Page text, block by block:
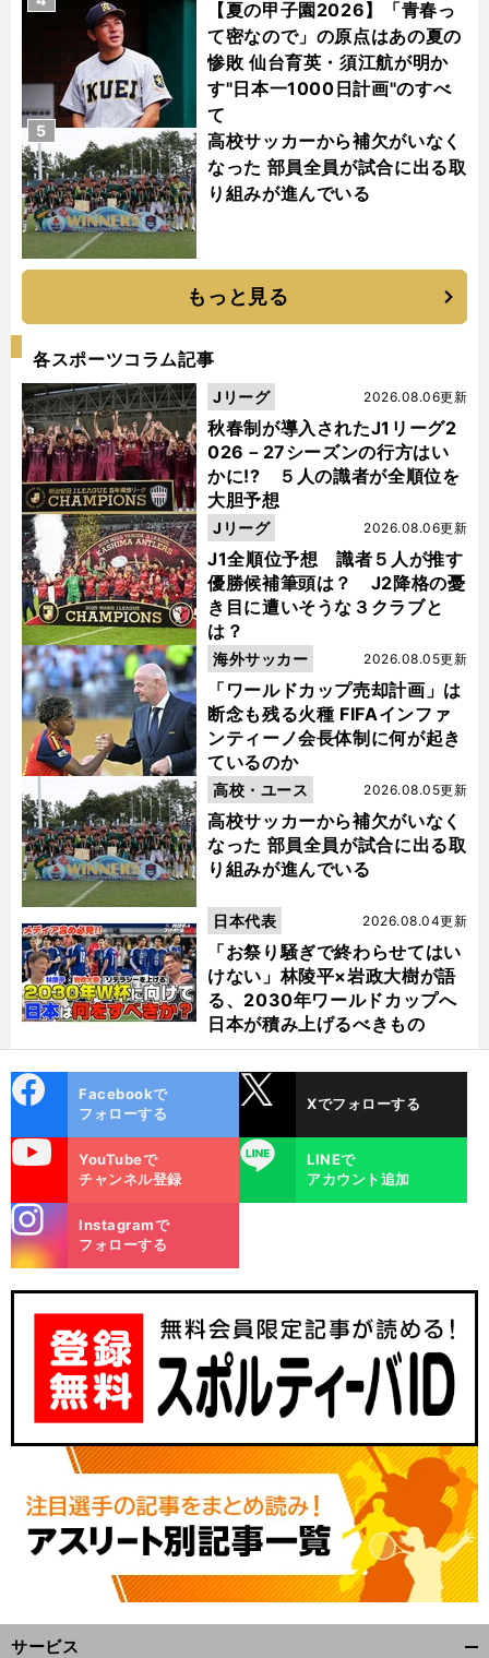
【夏の甲子園2026】「青春っ
て密なので」の原点はあの夏の
惨敗 仙台育英・須江航が明か
す"日本一1000日計画"のすべ
て
高校サッカーから補欠がいなく
なった 部員全員が試合に出る取
り組みが進んでいる
5
もっと見る
各スポーツコラム記事
秋春制が導入されたJ1リーグ2
026－27シーズンの行方はい
かに!? ５人の識者が全順位を
大胆予想
2026.08.06更新
Jリーグ
J1全順位予想 識者５人が推す
優勝候補筆頭は？ J2降格の憂
き目に遭いそうな３クラブと
は？
2026.08.06更新
Jリーグ
「ワールドカップ売却計画」は
断念も残る火種 FIFAインファ
ンティーノ会長体制に何が起き
ているのか
2026.08.05更新
海外サッカー
高校サッカーから補欠がいなく
なった 部員全員が試合に出る取
り組みが進んでいる
2026.08.05更新
高校・ユース
「お祭り騒ぎで終わらせてはい
けない」林陵平×岩政大樹が語
る、2030年ワールドカップへ
日本が積み上げるべきもの
2026.08.04更新
日本代表
ok
Facebookで
フォローする
Xでフォローする
YouTubeで
チャンネル登録
LINE
LINEで
アカウント追加
m
Instagramで
フォローする
サービス